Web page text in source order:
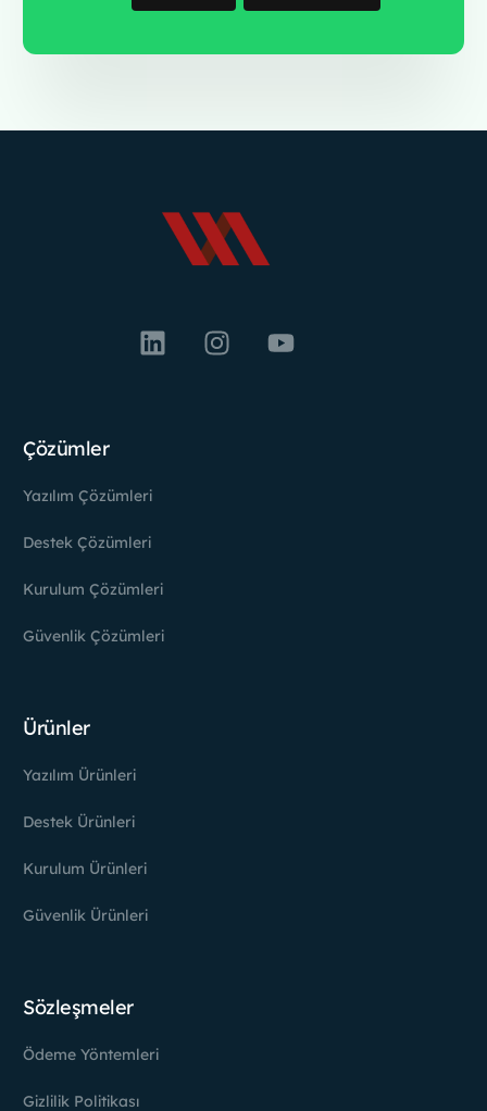
Çözümler
Yazılım Çözümleri
Destek Çözümleri
Kurulum Çözümleri
Güvenlik Çözümleri
Ürünler
Yazılım Ürünleri
Destek Ürünleri
Kurulum Ürünleri
Güvenlik Ürünleri
Sözleşmeler
Ödeme Yöntemleri
Gizlilik Politikası